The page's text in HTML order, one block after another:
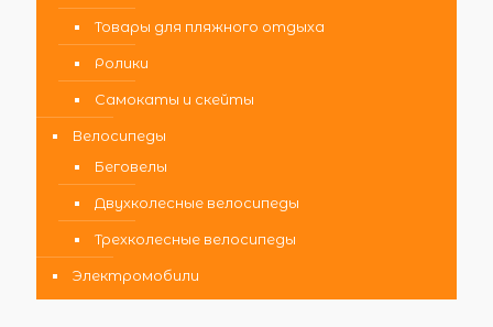
Товары для пляжного отдыха
Ролики
Самокаты и скейты
Велосипеды
Беговелы
Двухколесные велосипеды
Трехколесные велосипеды
Электромобили